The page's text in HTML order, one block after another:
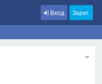
Вход Зарег.